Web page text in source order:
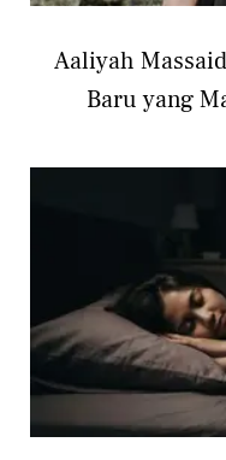
Aaliyah
Baru yang